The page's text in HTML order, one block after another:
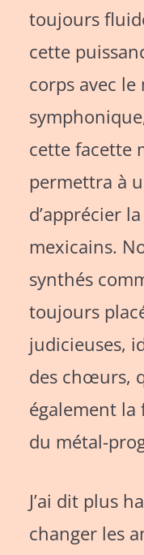
toujours
cette
corps avec
cette facette
permettra à
d’apprécier
mexicains.
synthés
toujours
judicieuses,
des chœurs,
également
du métal-
J’ai dit plus
changer les